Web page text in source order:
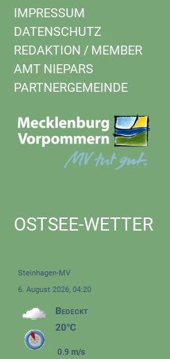
IMPRESSUM
DATENSCHUTZ
REDAKTION / MEMBER
AMT NIEPARS
PARTNERGEMEINDE
OSTSEE-WETTER
Steinhagen-MV
6. August 2026, 04:20
Bedeckt
20°C
0.9 m/s